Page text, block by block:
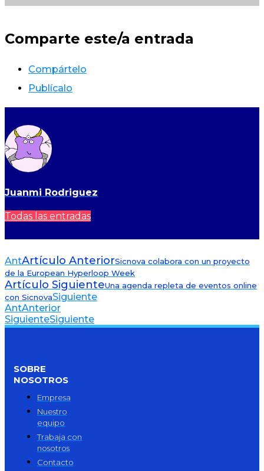
Comparte este/a entrada
Compártelo
Publícalo
Juanmi Rodriguez
Todas las entradas
AntArtículo AnteriorSicnova colabora con un proyecto
de la European Hyperloop Week
Artículo SiguienteUna agenda repleta de eventos online
con SicnovaSiguiente
AntAnterior
SiguienteSiguiente
SOBRE
NOSOTROS
Empresa
Nuestro
equipo
Trabaja con
nosotros
Contacto